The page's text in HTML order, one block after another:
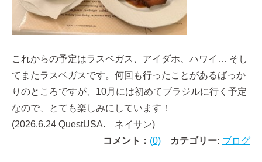
これからの予定はラスベガス、アイダホ、ハワイ … そし
てまたラスベガスです。何回も行ったことがあるばっか
りのところですが、 10月には初めてブラジルに行く予定
なので、とても楽しみにしています！
(2026.6.24 QuestUSA. ネイサン)
コメント： (0) カテゴリー: ブログ